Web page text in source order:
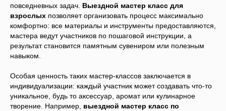
повседневных задач. Выездной мастер класс для
взрослых позволяет организовать процесс максимально
комфортно: все материалы и инструменты предоставляются,
мастера ведут участников по пошаговой инструкции, а
результат становится памятным сувениром или полезным
навыком.
Особая ценность таких мастер-классов заключается в
индивидуализации: каждый участник может создавать что-то
уникальное, будь то аксессуар, аромат или кулинарное
творение. Например, выездной мастер класс по